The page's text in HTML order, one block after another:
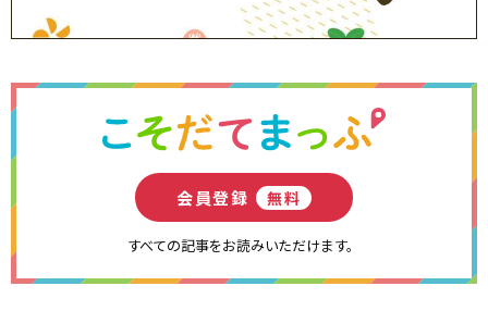
会員登録 無料
すべての記事をお読みいただけます。